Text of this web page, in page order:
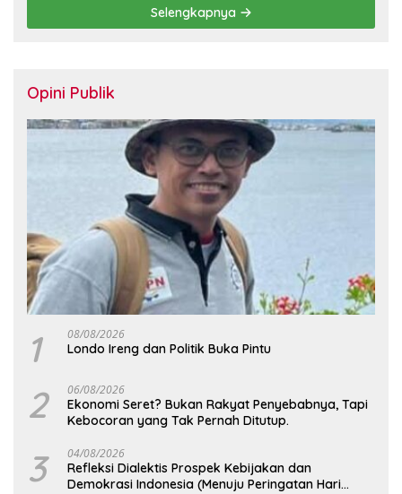
Selengkapnya
Opini Publik
1 08/08/2026
Londo Ireng dan Politik Buka Pintu
2 06/08/2026
Ekonomi Seret? Bukan Rakyat Penyebabnya, Tapi
Kebocoran yang Tak Pernah Ditutup.
3 04/08/2026
Refleksi Dialektis Prospek Kebijakan dan
Demokrasi Indonesia (Menuju Peringatan Hari